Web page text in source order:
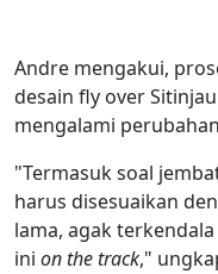
Andre mengakui,
desain fly over
mengalami
"Termasuk soal
harus disesuaikan
lama, agak
ini on the track,"